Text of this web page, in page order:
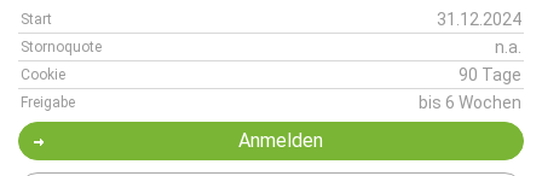
Start 31.12.2024
Stornoquote n.a.
Cookie 90 Tage
Freigabe bis 6 Wochen
Anmelden